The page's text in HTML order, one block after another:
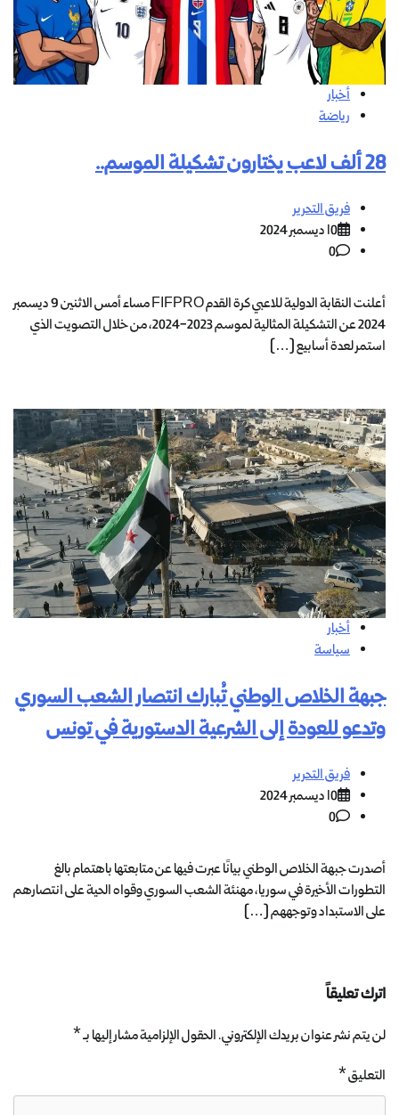
أخبار
رياضة
28 ألف لاعب يختارون تشكيلة الموسم..
فريق التحرير
10 ديسمبر 2024
0
أعلنت النقابة الدولية للاعبي كرة القدم FIFPRO مساء أمس الاثنين 9 ديسمبر
2024 عن التشكيلة المثالية لموسم 2023-2024، من خلال التصويت الذي
استمر لعدة أسابيع […]
أخبار
سياسة
جبهة الخلاص الوطني تُبارك انتصار الشعب السوري
وتدعو للعودة إلى الشرعية الدستورية في تونس
فريق التحرير
10 ديسمبر 2024
0
أصدرت جبهة الخلاص الوطني بيانًا عبرت فيها عن متابعتها باهتمام بالغ
التطورات الأخيرة في سوريا، مهنئة الشعب السوري وقواه الحية على انتصارهم
على الاستبداد وتوجههم […]
اترك تعليقاً
لن يتم نشر عنوان بريدك الإلكتروني.الحقول الإلزامية مشار إليها بـ*
التعليق*